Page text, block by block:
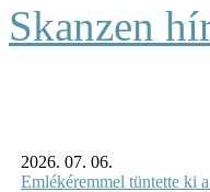
Skanzen
2026. 07. 06.
Emlékéremmel tüntette ki